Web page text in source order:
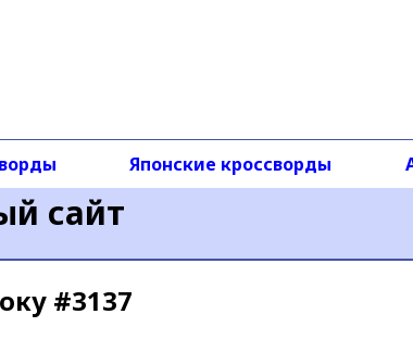
сайт
Японские кроссворды
#3137